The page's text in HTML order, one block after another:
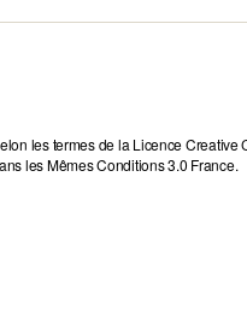
les termes de la Licence Creative
les Mêmes Conditions 3.0 France.